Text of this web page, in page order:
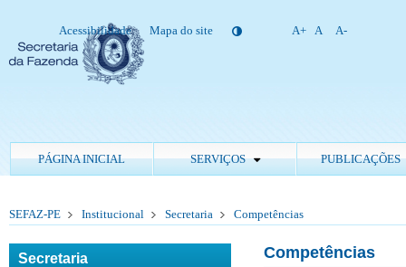
Acessibilidade Mapa do site A+ A A-
PÁGINA INICIAL SERVIÇOS PUBLICAÇÕES
SEFAZ-PE Institucional Secretaria Competências
Secretaria Competências